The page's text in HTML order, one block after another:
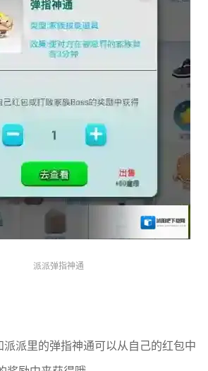
派派弹指神通
派里的弹指神通可以从自己的红包中